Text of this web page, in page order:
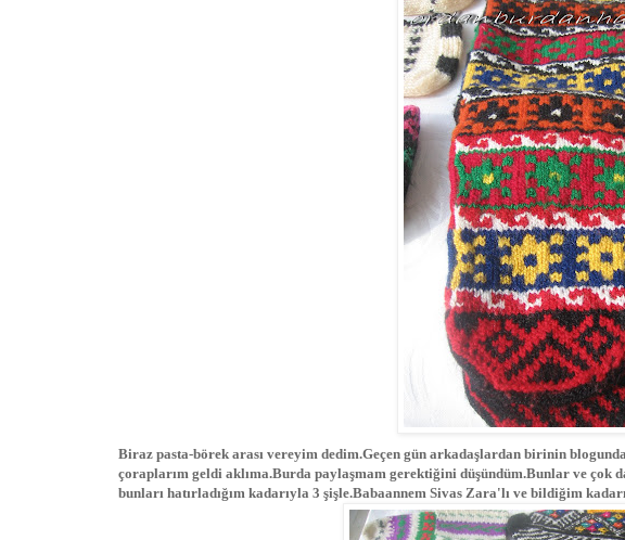
Biraz pasta-börek arası vereyim dedim.Geçen gün arkadaşlardan birinin
çoraplarım geldi aklıma.Burda paylaşmam gerektiğini düşündüm.Bunlar ve çok
bunları hatırladığım kadarıyla 3 şişle.Babaannem Sivas Zara'lı ve bildiğim